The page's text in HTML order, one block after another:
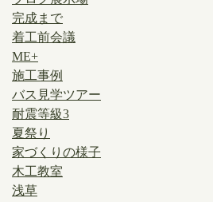
完成まで
着工前会議
ME+
施工事例
バス見学ツアー
耐震等級3
夏祭り
家づくりの様子
木工教室
浅草